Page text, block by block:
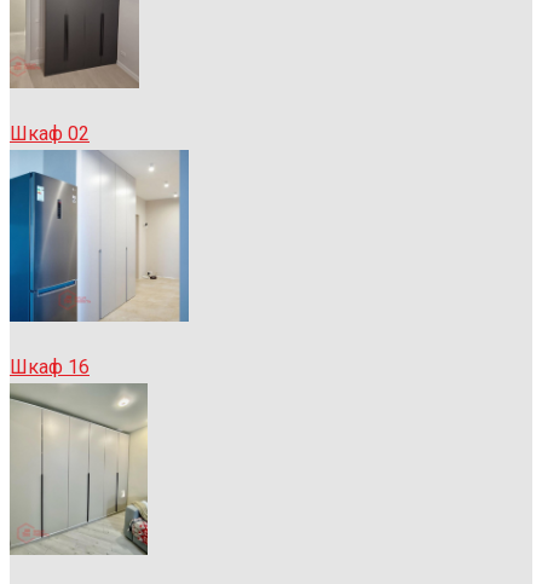
Шкаф 02
Шкаф 16